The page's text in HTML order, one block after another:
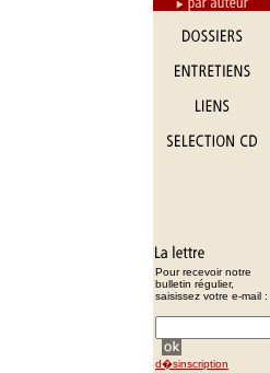
Pour recevoir notre
bulletin régulier,
saisissez votre e-mail :
d�sinscription